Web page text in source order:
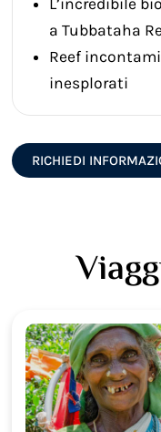
a Tubbataha
Reef
inesplorati
RICHIEDI